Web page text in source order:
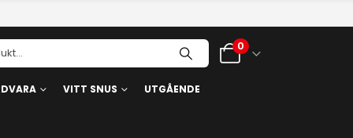
0
VITT SNUS UTGÅENDE